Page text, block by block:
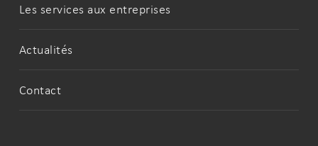
Les services aux entreprises
Actualités
Contact